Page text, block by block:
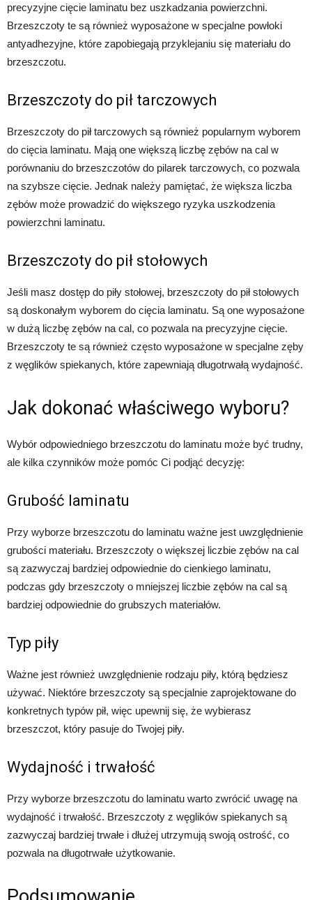
precyzyjne cięcie laminatu bez uszkadzania powierzchni.
Brzeszczoty te są również wyposażone w specjalne powłoki
antyadhezyjne, które zapobiegają przyklejaniu się materiału do
brzeszczotu.
Brzeszczoty do pił tarczowych
Brzeszczoty do pił tarczowych są również popularnym wyborem
do cięcia laminatu. Mają one większą liczbę zębów na cal w
porównaniu do brzeszczotów do pilarek tarczowych, co pozwala
na szybsze cięcie. Jednak należy pamiętać, że większa liczba
zębów może prowadzić do większego ryzyka uszkodzenia
powierzchni laminatu.
Brzeszczoty do pił stołowych
Jeśli masz dostęp do piły stołowej, brzeszczoty do pił stołowych
są doskonałym wyborem do cięcia laminatu. Są one wyposażone
w dużą liczbę zębów na cal, co pozwala na precyzyjne cięcie.
Brzeszczoty te są również często wyposażone w specjalne zęby
z węglików spiekanych, które zapewniają długotrwałą wydajność.
Jak dokonać właściwego wyboru?
Wybór odpowiedniego brzeszczotu do laminatu może być trudny,
ale kilka czynników może pomóc Ci podjąć decyzję:
Grubość laminatu
Przy wyborze brzeszczotu do laminatu ważne jest uwzględnienie
grubości materiału. Brzeszczoty o większej liczbie zębów na cal
są zazwyczaj bardziej odpowiednie do cienkiego laminatu,
podczas gdy brzeszczoty o mniejszej liczbie zębów na cal są
bardziej odpowiednie do grubszych materiałów.
Typ piły
Ważne jest również uwzględnienie rodzaju piły, którą będziesz
używać. Niektóre brzeszczoty są specjalnie zaprojektowane do
konkretnych typów pił, więc upewnij się, że wybierasz
brzeszczot, który pasuje do Twojej piły.
Wydajność i trwałość
Przy wyborze brzeszczotu do laminatu warto zwrócić uwagę na
wydajność i trwałość. Brzeszczoty z węglików spiekanych są
zazwyczaj bardziej trwałe i dłużej utrzymują swoją ostrość, co
pozwala na długotrwałe użytkowanie.